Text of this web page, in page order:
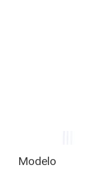
Modelo